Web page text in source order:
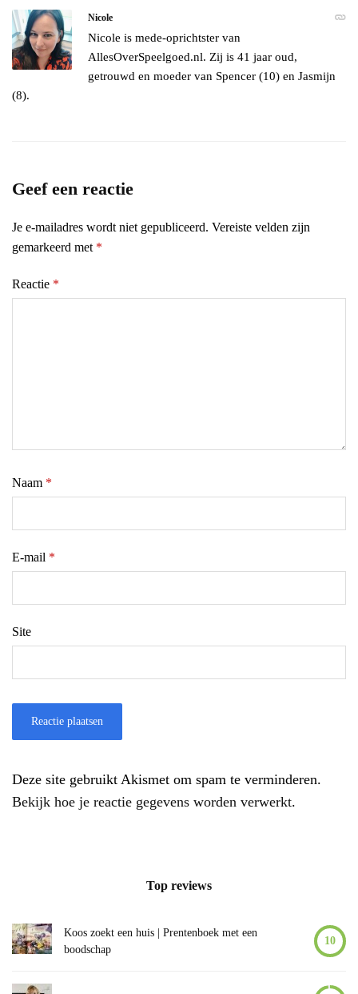
Nicole
Nicole is mede-oprichtster van
AllesOverSpeelgoed.nl. Zij is 41 jaar oud,
getrouwd en moeder van Spencer (10) en Jasmijn
(8).
Geef een reactie
Je e-mailadres wordt niet gepubliceerd. Vereiste velden zijn
gemarkeerd met *
Reactie *
Naam *
E-mail *
Site
Deze site gebruikt Akismet om spam te verminderen.
Bekijk hoe je reactie gegevens worden verwerkt.
Top reviews
Koos zoekt een huis | Prentenboek met een
boodschap
10